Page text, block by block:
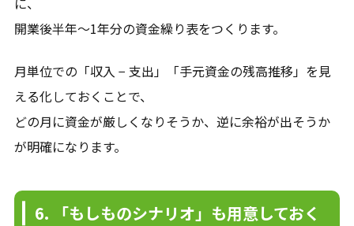
開業後半年〜1年分の資金繰り表をつくります。
月単位での「収入 − 支出」「手元資金の残高推移」を見
える化しておくことで、
どの月に資金が厳しくなりそうか、逆に余裕が出そうか
が明確になります。
6. 「もしものシナリオ」も用意しておく